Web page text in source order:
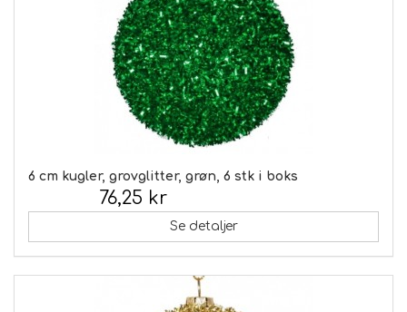
6 cm kugler, grovglitter, grøn, 6 stk i boks
76,25 kr
Se detaljer